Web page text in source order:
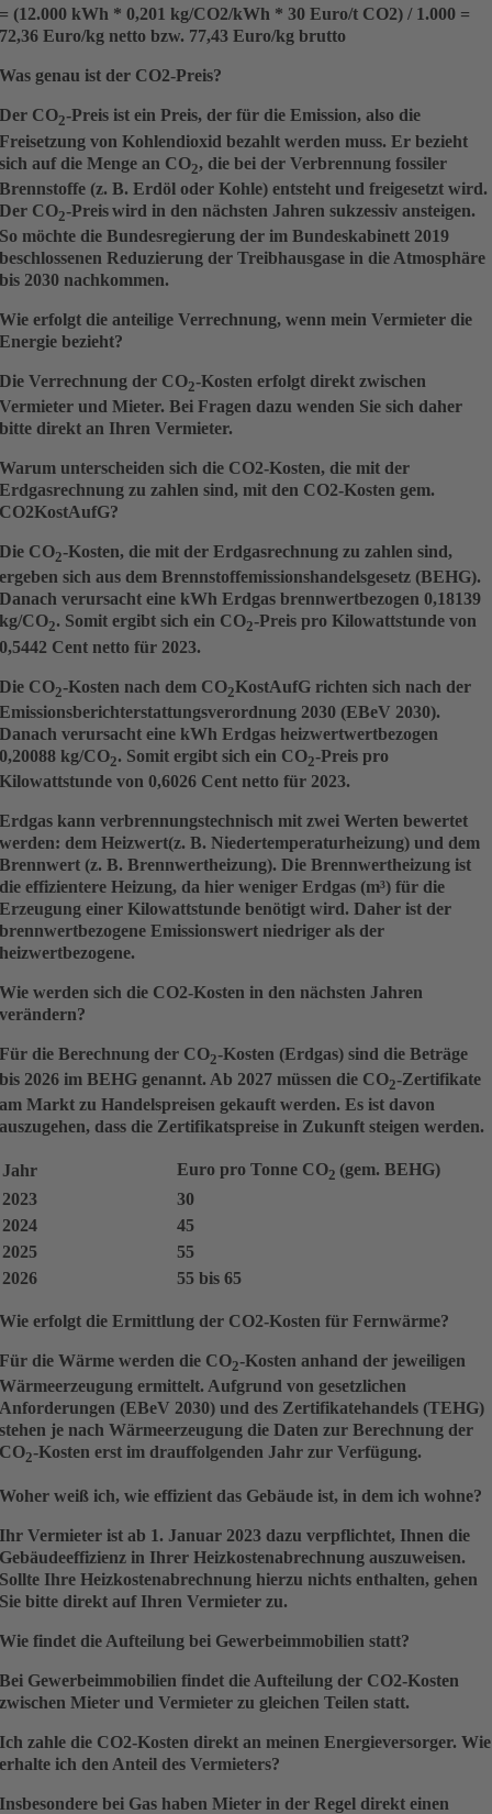
= (12.000 kWh * 0,201 kg/CO2/kWh * 30 Euro/t CO2) / 1.000 =
72,36 Euro/kg netto bzw. 77,43 Euro/kg brutto
Was genau ist der CO2-Preis?
Der CO2-Preis ist ein Preis, der für die Emission, also die
Freisetzung von Kohlendioxid bezahlt werden muss. Er bezieht
sich auf die Menge an CO2, die bei der Verbrennung fossiler
Brennstoffe (z. B. Erdöl oder Kohle) entsteht und freigesetzt wird.
Der CO2-Preiswird in den nächsten Jahren sukzessiv ansteigen.
So möchte die Bundesregierung der im Bundeskabinett 2019
beschlossenen Reduzierung der Treibhausgase in die Atmosphäre
bis 2030 nachkommen.
Wie erfolgt die anteilige Verrechnung, wenn mein Vermieter die
Energie bezieht?
Die Verrechnung der CO2-Kosten erfolgt direkt zwischen
Vermieter und Mieter. Bei Fragen dazu wenden Sie sich daher
bitte direkt an Ihren Vermieter.
Warum unterscheiden sich die CO2-Kosten, die mit der
Erdgasrechnung zu zahlen sind, mit den CO2-Kosten gem.
CO2KostAufG?
Die CO2-Kosten, die mit der Erdgasrechnung zu zahlen sind,
ergeben sich aus dem Brennstoffemissionshandelsgesetz (BEHG).
Danach verursacht eine kWh Erdgasbrennwertbezogen0,18139
kg/CO2. Somit ergibt sich ein CO2-Preis pro Kilowattstunde von
0,5442 Cent netto für 2023.
Die CO2-Kosten nach dem CO2KostAufG richten sich nach der
Emissionsberichterstattungsverordnung 2030 (EBeV 2030).
Danach verursacht eine kWh Erdgasheizwertwertbezogen
0,20088 kg/CO2. Somit ergibt sich ein CO2-Preis pro
Kilowattstunde von 0,6026 Cent netto für 2023.
Erdgas kann verbrennungstechnisch mit zwei Werten bewertet
werden: demHeizwert(z. B. Niedertemperaturheizung) und dem
Brennwert (z. B. Brennwertheizung). Die Brennwertheizung ist
die effizientere Heizung, da hier weniger Erdgas (m³) für die
Erzeugung einer Kilowattstunde benötigt wird. Daher ist der
brennwertbezogene Emissionswert niedriger als der
heizwertbezogene.
Wie werden sich die CO2-Kosten in den nächsten Jahren
verändern?
Für die Berechnung der CO2-Kosten (Erdgas) sind die Beträge
bis 2026 im BEHG genannt. Ab 2027 müssen die CO2-Zertifikate
am Markt zu Handelspreisen gekauft werden. Es ist davon
auszugehen, dass die Zertifikatspreise in Zukunft steigen werden.
Jahr Euro pro Tonne CO2 (gem. BEHG)
2023
30
2024
45
2025
55
2026
55 bis 65
Wie erfolgt die Ermittlung der CO2-Kosten für Fernwärme?
Für die Wärme werden die CO2-Kosten anhand der jeweiligen
Wärmeerzeugung ermittelt. Aufgrund von gesetzlichen
Anforderungen (EBeV 2030) und des Zertifikatehandels (TEHG)
stehen je nach Wärmeerzeugung die Daten zur Berechnung der
CO2-Kosten erst im drauffolgenden Jahr zur Verfügung.
Woher weiß ich, wie effizient das Gebäude ist, in dem ich wohne?
Ihr Vermieter ist ab 1. Januar 2023 dazu verpflichtet, Ihnen die
Gebäudeeffizienz in Ihrer Heizkostenabrechnung auszuweisen.
Sollte Ihre Heizkostenabrechnung hierzu nichts enthalten, gehen
Sie bitte direkt auf Ihren Vermieter zu.
Wie findet die Aufteilung bei Gewerbeimmobilien statt?
Bei Gewerbeimmobilien findet die Aufteilung der CO2-Kosten
zwischen Mieter und Vermieter zu gleichen Teilen statt.
Ich zahle die CO2-Kosten direkt an meinen Energieversorger. Wie
erhalte ich den Anteil des Vermieters?
Insbesondere bei Gas haben Mieter in der Regel direkt einen